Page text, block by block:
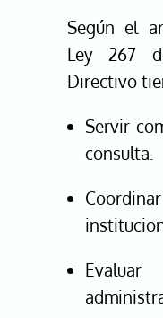
Según el
Ley 267
Directivo
Servir
consulta.